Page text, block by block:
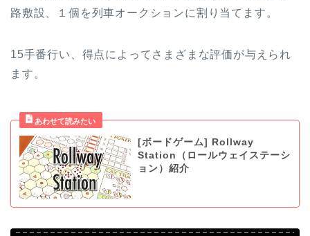
路敷設、１個を列車オークションに割り当てます。
15手番行い、得点によってさまざまな評価が与えられ
ます。
[ボードゲーム] Rollway
Station（ロールウェイステーシ
ョン）紹介